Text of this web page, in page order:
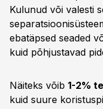
Kulunud või valesti
ebatäpsed seaded
kuid põhjustavad
Näiteks võib 1-2%
kuid suure